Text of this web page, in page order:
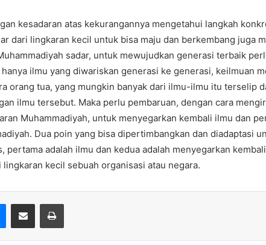
kesadaran atas kekurangannya mengetahui langkah
dari lingkaran kecil untuk bisa maju dan berkembang juga
sadar, untuk mewujudkan generasi terbaik
ilmu yang diwariskan generasi ke generasi, keilmuan
orang tua, yang mungkin banyak dari ilmu-ilmu itu terselip
ilmu tersebut. Maka perlu pembaruan, dengan cara
Muhammadiyah, untuk menyegarkan kembali ilmu dan
Dua poin yang bisa dipertimbangkan dan diadaptasi
pertama adalah ilmu dan kedua adalah menyegarkan
kecil sebuah organisasi atau negara.
Messenger
Share via Email Print